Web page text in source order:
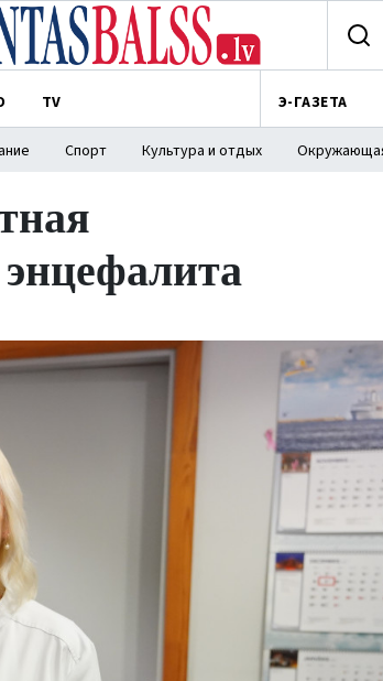
TV Э-ГАЗЕТА
Спорт Культура и отдых